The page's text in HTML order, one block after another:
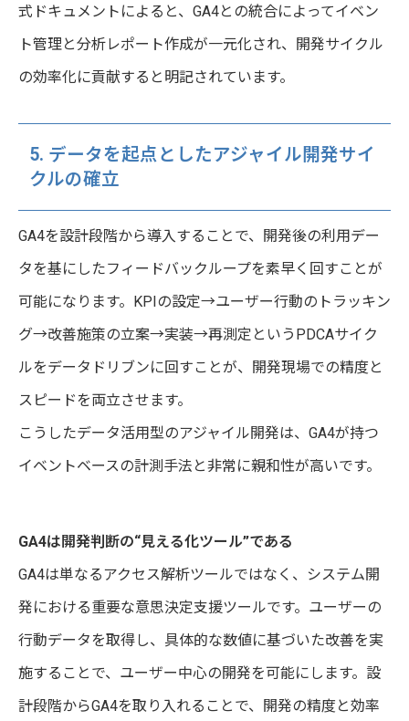
式ドキュメントによると、GA4との統合によってイベン
ト管理と分析レポート作成が一元化され、開発サイクル
の効率化に貢献すると明記されています。
5. データを起点としたアジャイル開発サイ
クルの確立
GA4を設計段階から導入することで、開発後の利用デー
タを基にしたフィードバックループを素早く回すことが
可能になります。KPIの設定→ユーザー行動のトラッキン
グ→改善施策の立案→実装→再測定というPDCAサイク
ルをデータドリブンに回すことが、開発現場での精度と
スピードを両立させます。
こうしたデータ活用型のアジャイル開発は、GA4が持つ
イベントベースの計測手法と非常に親和性が高いです。
GA4は開発判断の“見える化ツール”である
GA4は単なるアクセス解析ツールではなく、システム開
発における重要な意思決定支援ツールです。ユーザーの
行動データを取得し、具体的な数値に基づいた改善を実
施することで、ユーザー中心の開発を可能にします。設
計段階からGA4を取り入れることで、開発の精度と効率